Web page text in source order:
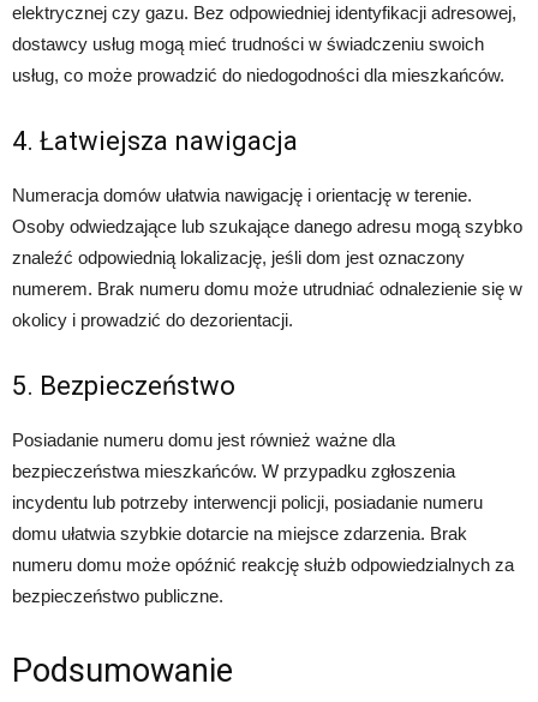
elektrycznej czy gazu. Bez odpowiedniej identyfikacji adresowej,
dostawcy usług mogą mieć trudności w świadczeniu swoich
usług, co może prowadzić do niedogodności dla mieszkańców.
4. Łatwiejsza nawigacja
Numeracja domów ułatwia nawigację i orientację w terenie.
Osoby odwiedzające lub szukające danego adresu mogą szybko
znaleźć odpowiednią lokalizację, jeśli dom jest oznaczony
numerem. Brak numeru domu może utrudniać odnalezienie się w
okolicy i prowadzić do dezorientacji.
5. Bezpieczeństwo
Posiadanie numeru domu jest również ważne dla
bezpieczeństwa mieszkańców. W przypadku zgłoszenia
incydentu lub potrzeby interwencji policji, posiadanie numeru
domu ułatwia szybkie dotarcie na miejsce zdarzenia. Brak
numeru domu może opóźnić reakcję służb odpowiedzialnych za
bezpieczeństwo publiczne.
Podsumowanie